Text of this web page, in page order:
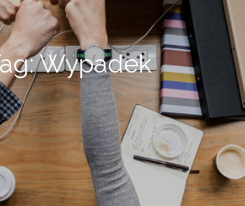
Wypadek